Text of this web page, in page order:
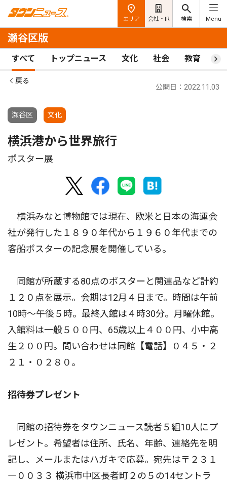
エリア 会社・IR 検索 Menu
瀬谷区版
すべて トップニュース 文化 社会 教育 ス
戻る
瀬谷区 文化
公開日：2022.11.03
横浜港から世界旅行
ポスター展
横浜みなと博物館では現在、欧米と日本の海運会
社が発行した１８９０年代から１９６０年代までの
客船ポスターの記念展を開催している。
同館が所蔵する80点のポスターと関連品など計約
１２０点を展示。会期は12月４日まで。時間は午前
10時〜午後５時。最終入館は４時30分。月曜休館。
入館料は一般５００円、65歳以上４００円、小中高
生２００円。問い合わせは同館【電話】０４５・２
２１・０２８０。
招待券プレゼント
同館の招待券をタウンニュース読者５組10人にプ
レゼント。希望者は住所、氏名、年齢、連絡先を明
記し、メールまたはハガキで応募。宛先は〒２３１
―００３３ 横浜市中区長者町２の５の14セントラ